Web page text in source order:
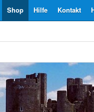
Kontakt
Hilfe
Shop